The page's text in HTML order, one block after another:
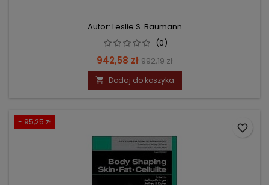
Autor: Leslie S. Baumann
(0)
Cena
942,58 zł Cena
podstawowa
992,19 zł
 Dodaj do koszyka
- 95,25 zł
favorite_border